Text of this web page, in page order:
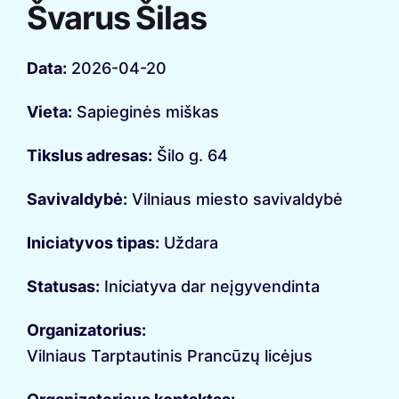
Švarus Šilas
Data: 2026-04-20
Vieta: Sapieginės miškas
Tikslus adresas: Šilo g. 64
Savivaldybė: Vilniaus miesto savivaldybė
Iniciatyvos tipas: Uždara
Statusas: Iniciatyva dar neįgyvendinta
Organizatorius:
Vilniaus Tarptautinis Prancūzų licėjus